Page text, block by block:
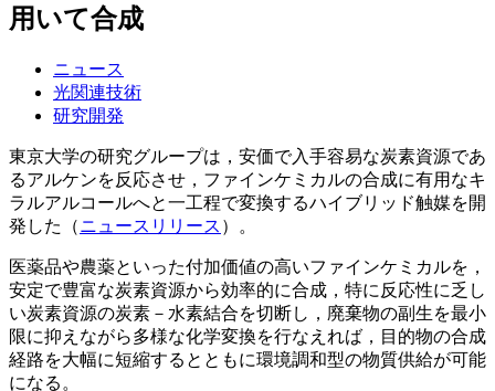
用いて合成
ニュース
光関連技術
研究開発
東京大学の研究グループは，安価で入手容易な炭素資源であ
るアルケンを反応させ，ファインケミカルの合成に有用なキ
ラルアルコールへと一工程で変換するハイブリッド触媒を開
発した（ニュースリリース ）。
医薬品や農薬といった付加価値の高いファインケミカルを，
安定で豊富な炭素資源から効率的に合成，特に反応性に乏し
い炭素資源の炭素－水素結合を切断し，廃棄物の副生を最小
限に抑えながら多様な化学変換を行なえれば，目的物の合成
経路を大幅に短縮するとともに環境調和型の物質供給が可能
になる。